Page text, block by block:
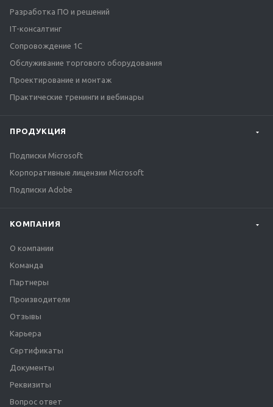
Разработка ПО и решений
IT-консалтинг
Сопровождение 1С
Обслуживание торгового оборудования
Проектирование и монтаж
Практические тренинги и вебинары
ПРОДУКЦИЯ
Подписки Microsoft
Корпоративные лицензии Microsoft
Подписки Adobe
КОМПАНИЯ
О компании
Команда
Партнеры
Производители
Отзывы
Карьера
Сертификаты
Документы
Реквизиты
Вопрос ответ